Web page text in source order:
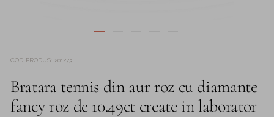
COD PRODUS 201273
Bratara tennis din aur roz cu diamante
fancy roz de 10.49ct create in laborator